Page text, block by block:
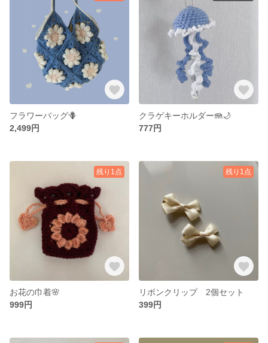
フラワーバッグ🪻
2,499円
クラゲキーホルダー🪼🌙
777円
残り1点
お花の巾着🌸
999円
残り1点
リボンクリップ 2個セット
399円